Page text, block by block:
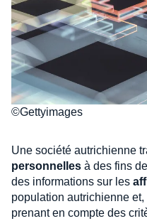
©Gettyimages
Une société autrichienne
personnelles à des fins de
des informations sur les
population autrichienne
prenant en compte des